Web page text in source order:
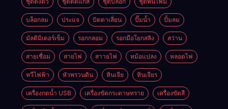
บล็อกลม ประแจ ปัตตาเลี่ยน ปั๊มน้ำ ปั้มลม
มัลติมิเตอร์เข็ม รอกกลอม รอกมือโยกสลิง สว่าน
สายเชื่อม สายไฟ สาายไฟ หม้อแปลง หลอดไฟ
หวีไฟฟ้า หัวพรวนดิน หินเจีย หินเจียร
เครื่องกดน้ำ USB เครื่องขัดกระดาษทราย เครื่องขัดสี